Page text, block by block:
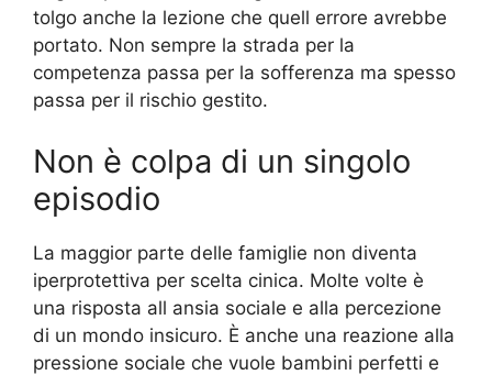
tolgo anche la lezione che quell errore avrebbe
portato. Non sempre la strada per la
competenza passa per la sofferenza ma spesso
passa per il rischio gestito.
Non è colpa di un singolo
episodio
La maggior parte delle famiglie non diventa
iperprotettiva per scelta cinica. Molte volte è
una risposta all ansia sociale e alla percezione
di un mondo insicuro. È anche una reazione alla
pressione sociale che vuole bambini perfetti e